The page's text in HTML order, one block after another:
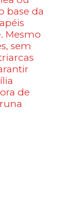
base da
Mesmo
sem
de